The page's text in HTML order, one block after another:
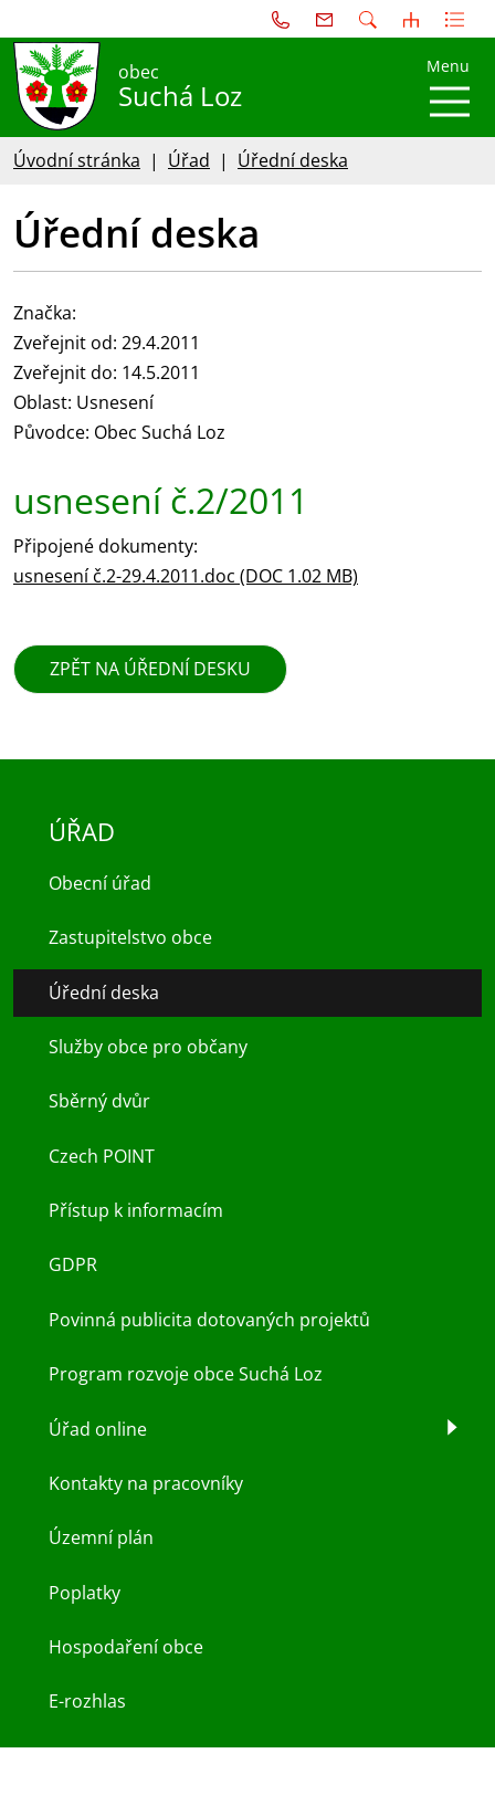
obec
Suchá Loz
Menu
Úvodní stránka Úřad Úřední deska
Úřední deska
Značka:
Zveřejnit od: 29.4.2011
Zveřejnit do: 14.5.2011
Oblast: Usnesení
Původce: Obec Suchá Loz
usnesení č.2/2011
Připojené dokumenty:
usnesení č.2-29.4.2011.doc (DOC 1.02 MB)
ZPĚT NA ÚŘEDNÍ DESKU
ÚŘAD
Obecní úřad
Zastupitelstvo obce
Úřední deska
Služby obce pro občany
Sběrný dvůr
Czech POINT
Přístup k informacím
GDPR
Povinná publicita dotovaných projektů
Program rozvoje obce Suchá Loz
Úřad online
Kontakty na pracovníky
Územní plán
Poplatky
Hospodaření obce
E-rozhlas